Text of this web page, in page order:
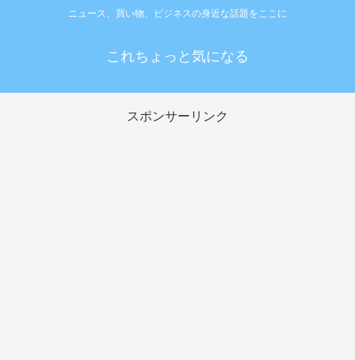
ニュース、買い物、ビジネスの身近な話題をここに
これちょっと気になる
スポンサーリンク